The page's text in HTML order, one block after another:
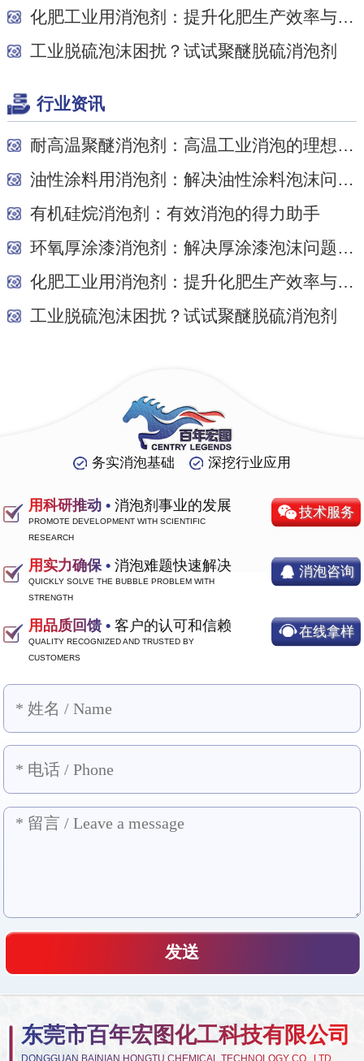
化肥工业用消泡剂：提升化肥生产效率与质量的关...
工业脱硫泡沫困扰？试试聚醚脱硫消泡剂
行业资讯
耐高温聚醚消泡剂：高温工业消泡的理想之选
油性涂料用消泡剂：解决油性涂料泡沫问题的关键
有机硅烷消泡剂：有效消泡的得力助手
环氧厚涂漆消泡剂：解决厚涂漆泡沫问题的关键
化肥工业用消泡剂：提升化肥生产效率与质量的关...
工业脱硫泡沫困扰？试试聚醚脱硫消泡剂
务实消泡基础 深挖行业应用
用科研推动 • 消泡剂事业的发展
PROMOTE DEVELOPMENT WITH SCIENTIFIC
RESEARCH
用实力确保 • 消泡难题快速解决
QUICKLY SOLVE THE BUBBLE PROBLEM WITH
STRENGTH
用品质回馈 • 客户的认可和信赖
QUALITY RECOGNIZED AND TRUSTED BY
CUSTOMERS
技术服务
消泡咨询
在线拿样
东莞市百年宏图化工科技有限公司
DONGGUAN BAINIAN HONGTU CHEMICAL TECHNOLOGY CO., LTD.